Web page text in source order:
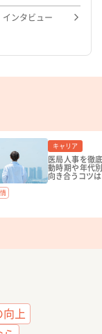
キャリア
医局人事を徹
動時期や年代
向き合うコツ
向上
インタビュー